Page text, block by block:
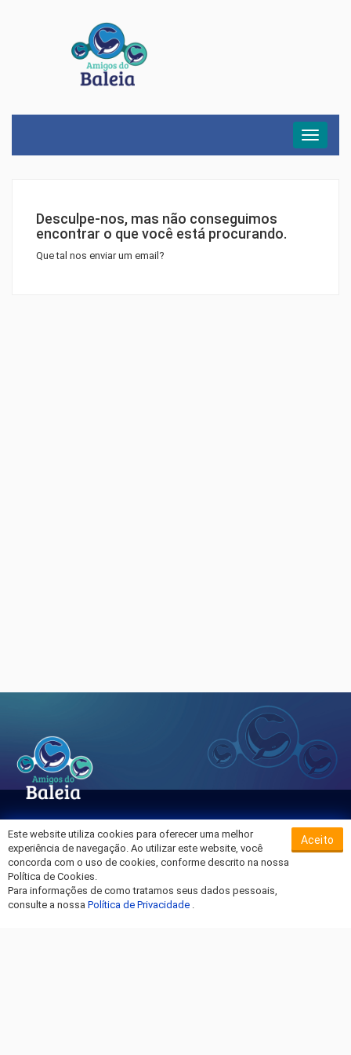
Menu
Desculpe-nos, mas não conseguimos
encontrar o que você está procurando.
Que tal nos enviar um email?
Sobre o Hospital da Baleia
Termos de Uso
Política de Privacidade
Entre em Contato
Este website utiliza cookies para oferecer uma melhor
experiência de navegação. Ao utilizar este website, você
concorda com o uso de cookies, conforme descrito na nossa
Política de Cookies.
Para informações de como tratamos seus dados pessoais,
consulte a nossa Política de Privacidade .
Aceito